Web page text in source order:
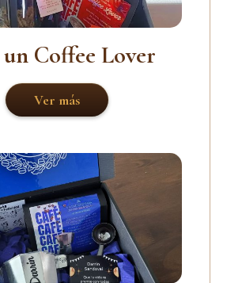
un Coffee Lover
Ver más